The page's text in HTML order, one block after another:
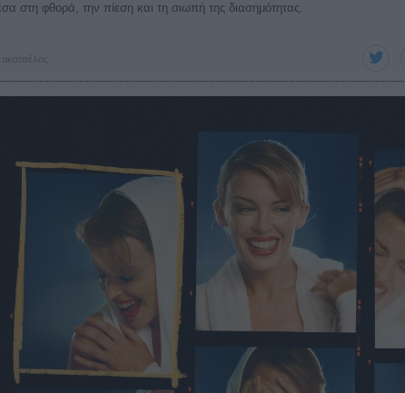
στη φθορά, την πίεση και τη σιωπή της διασημότητας.